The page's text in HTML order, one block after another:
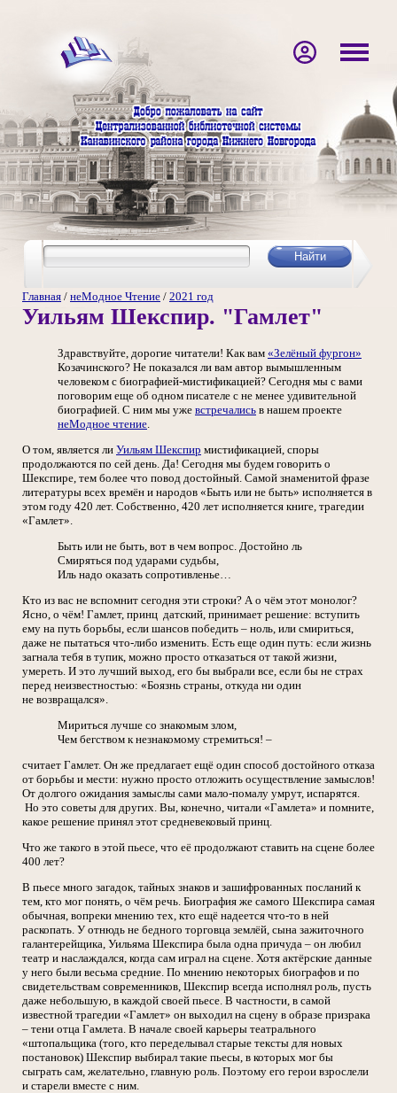
Главная / неМодное Чтение / 2021 год
Уильям Шекспир. "Гамлет"
Здравствуйте, дорогие читатели! Как вам «Зелёный фургон»
Козачинского? Не показался ли вам автор вымышленным
человеком с биографией-мистификацией? Сегодня мы с вами
поговорим еще об одном писателе с не менее удивительной
биографией. С ним мы уже встречались в нашем проекте
неМодное чтение.
О том, является ли Уильям Шекспир мистификацией, споры
продолжаются по сей день. Да! Сегодня мы будем говорить о
Шекспире, тем более что повод достойный. Самой знаменитой фразе
литературы всех времён и народов «Быть или не быть» исполняется в
этом году 420 лет. Собственно, 420 лет исполняется книге, трагедии
«Гамлет».
Быть или не быть, вот в чем вопрос. Достойно ль
Смиряться под ударами судьбы,
Иль надо оказать сопротивленье…
Кто из вас не вспомнит сегодня эти строки? А о чём этот монолог?
Ясно, о чём! Гамлет, принц датский, принимает решение: вступить
ему на путь борьбы, если шансов победить – ноль, или смириться,
даже не пытаться что-либо изменить. Есть еще один путь: если жизнь
загнала тебя в тупик, можно просто отказаться от такой жизни,
умереть. И это лучший выход, его бы выбрали все, если бы не страх
перед неизвестностью: «Боязнь страны, откуда ни один
не возвращался».
Мириться лучше со знакомым злом,
Чем бегством к незнакомому стремиться! –
считает Гамлет. Он же предлагает ещё один способ достойного отказа
от борьбы и мести: нужно просто отложить осуществление замыслов!
От долгого ожидания замыслы сами мало-помалу умрут, испарятся.
Но это советы для других. Вы, конечно, читали «Гамлета» и помните,
какое решение принял этот средневековый принц.
Что же такого в этой пьесе, что её продолжают ставить на сцене более
400 лет?
В пьесе много загадок, тайных знаков и зашифрованных посланий к
тем, кто мог понять, о чём речь. Биография же самого Шекспира самая
обычная, вопреки мнению тех, кто ещё надеется что-то в ней
раскопать. У отнюдь не бедного торговца землёй, сына зажиточного
галантерейщика, Уильяма Шекспира была одна причуда – он любил
театр и наслаждался, когда сам играл на сцене. Хотя актёрские данные
у него были весьма средние. По мнению некоторых биографов и по
свидетельствам современников, Шекспир всегда исполнял роль, пусть
даже небольшую, в каждой своей пьесе. В частности, в самой
известной трагедии «Гамлет» он выходил на сцену в образе призрака
– тени отца Гамлета. В начале своей карьеры театрального
«штопальщика (того, кто переделывал старые тексты для новых
постановок) Шекспир выбирал такие пьесы, в которых мог бы
сыграть сам, желательно, главную роль. Поэтому его герои взрослели
и старели вместе с ним.